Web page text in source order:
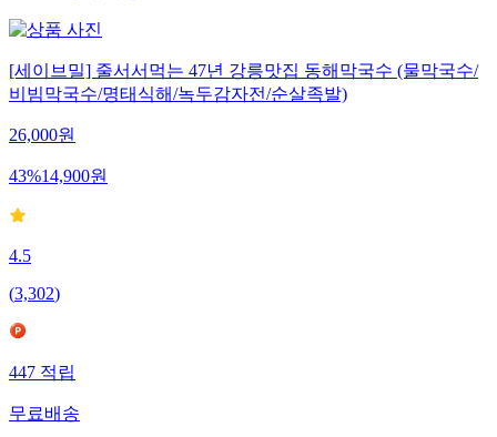
[세이브밀] 줄서서먹는 47년 강릉맛집 동해막국수 (물막국수/
비빔막국수/명태식해/녹두감자전/순살족발)
26,000원
43%14,900원
4.5
(3,302)
447 적립
무료배송